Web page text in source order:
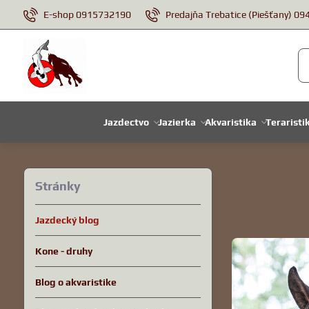
E-shop 0915732190 Predajňa Trebatice (Piešťany)
Jazdectvo Jazierka Akvaristika
Stránky
Jazdecký blog
Kone - druhy
Blog o akvaristike